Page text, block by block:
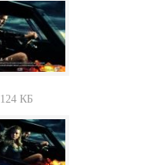
124 КБ